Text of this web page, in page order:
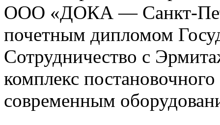
ООО «ДОКА — Санкт-
почетным дипломом
Сотрудничество с
комплекс
современным